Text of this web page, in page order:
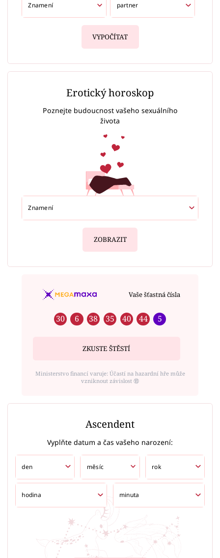
VYPOČÍTAT
Erotický horoskop
Poznejte budoucnost vašeho sexuálního
života
ZOBRAZIT
Vaše šťastná čísla
30 6 38 35 40 44 5
ZKUSTE ŠTĚSTÍ
Ministerstvo financí varuje: Účastí na hazardní hře může
vzniknout závislost ⑱
Ascendent
Vyplňte datum a čas vašeho narození: